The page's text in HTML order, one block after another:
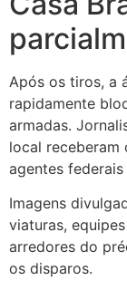
Após os tiros, a
rapidamente
armadas.
local receberam
agentes
Imagens
viaturas,
arredores do
os disparos.